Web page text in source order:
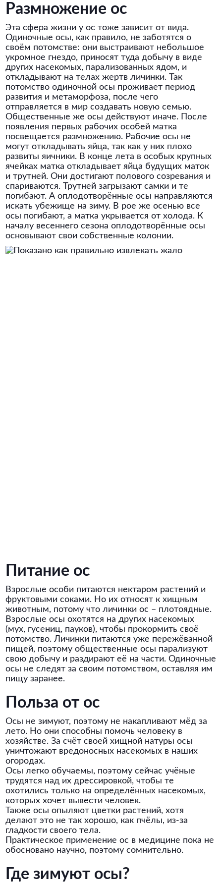
Размножение ос
Эта сфера жизни у ос тоже зависит от вида.
Одиночные осы, как правило, не заботятся о
своём потомстве: они выстраивают небольшое
укромное гнездо, приносят туда добычу в виде
других насекомых, парализованных ядом, и
откладывают на телах жертв личинки. Так
потомство одиночной осы проживает период
развития и метаморфоза, после чего
отправляется в мир создавать новую семью.
Общественные же осы действуют иначе. После
появления первых рабочих особей матка
посвещается размножению. Рабочие осы не
могут откладывать яйца, так как у них плохо
развиты яичники. В конце лета в особых крупных
ячейках матка откладывает яйца будущих маток
и трутней. Они достигают полового созревания и
спариваются. Трутней загрызают самки и те
погибают. А оплодотворённые осы направляются
искать убежище на зиму. В рое же осенью все
осы погибают, а матка укрывается от холода. К
началу весеннего сезона оплодотворённые осы
основывают свои собственные колонии.
Питание ос
Взрослые особи питаются нектаром растений и
фруктовыми соками. Но их относят к хищным
животным, потому что личинки ос – плотоядные.
Взрослые осы охотятся на других насекомых
(мух, гусениц, пауков), чтобы прокормить своё
потомство. Личинки питаются уже пережёванной
пищей, поэтому общественные осы парализуют
свою добычу и раздирают её на части. Одиночные
осы не следят за своим потомством, оставляя им
пищу заранее.
Польза от ос
Осы не зимуют, поэтому не накапливают мёд за
лето. Но они способны помочь человеку в
хозяйстве. За счёт своей хищной натуры осы
уничтожают вредоносных насекомых в наших
огородах.
Осы легко обучаемы, поэтому сейчас учёные
трудятся над их дрессировкой, чтобы те
охотились только на определённых насекомых,
которых хочет вывести человек.
Также осы опыляют цветки растений, хотя
делают это не так хорошо, как пчёлы, из-за
гладкости своего тела.
Практическое применение ос в медицине пока не
обосновано научно, поэтому сомнительно.
Где зимуют осы?